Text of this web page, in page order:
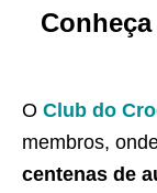
O Club do
membros,
centenas de